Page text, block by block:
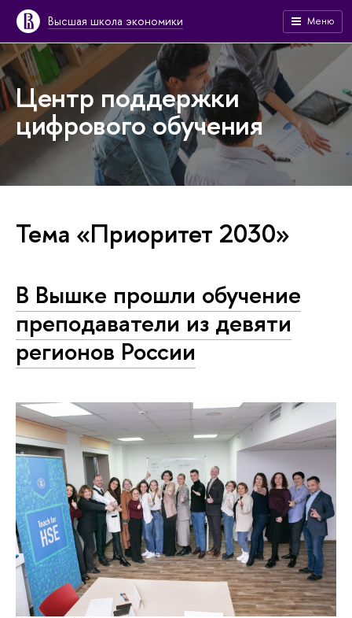
Высшая школа экономики Меню
Центр поддержки
цифрового обучения
Тема «Приоритет 2030»
В Вышке прошли обучение
преподаватели из девяти
регионов России